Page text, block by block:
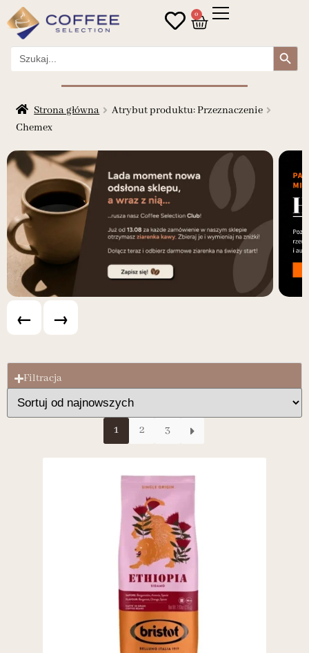
0
Search
for:
Search Button
Strona główna
Atrybut produktu: Przeznaczenie
Chemex
← →
Filtracja
1 2 3